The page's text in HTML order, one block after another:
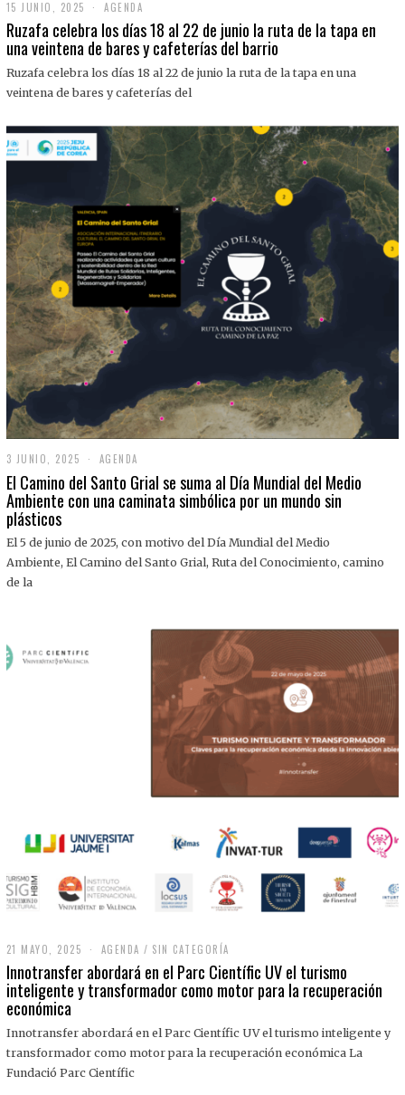
15 JUNIO, 2025
J
U
I
O
0
2
5
AGENDA
Ruzafa celebra los días 18 al 22 de junio la ruta de la tapa en
una veintena de bares y cafeterías del barrio
Ruzafa celebra los días 18 al 22 de junio la ruta de la tapa en una
veintena de bares y cafeterías del
3 JUNIO, 2025
J
U
N
,
0
AGENDA
El Camino del Santo Grial se suma al Día Mundial del Medio
Ambiente con una caminata simbólica por un mundo sin
plásticos
El 5 de junio de 2025, con motivo del Día Mundial del Medio
Ambiente, El Camino del Santo Grial, Ruta del Conocimiento, camino
de la
21 MAYO, 2025
M
A
Y
,
0
2
AGENDA / SIN CATEGORÍA
Innotransfer abordará en el Parc Científic UV el turismo
inteligente y transformador como motor para la recuperación
económica
Innotransfer abordará en el Parc Científic UV el turismo inteligente y
transformador como motor para la recuperación económica La
Fundació Parc Científic